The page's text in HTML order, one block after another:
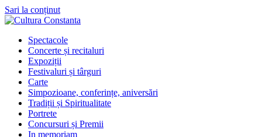
Sari la conținut
Spectacole
Concerte și recitaluri
Expoziții
Festivaluri și târguri
Carte
Simpozioane, conferințe, aniversări
Tradiții și Spiritualitate
Portrete
Concursuri și Premii
In memoriam